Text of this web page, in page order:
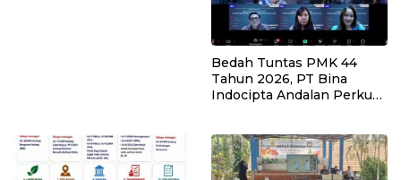
Bedah Tuntas PMK 44
Tahun 2026, PT Bina
Indocipta Andalan Perkuat